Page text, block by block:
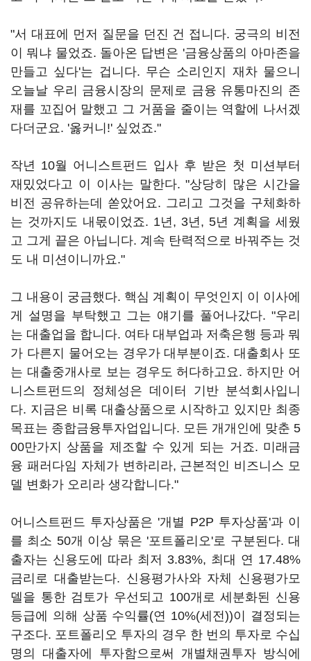
"서 대표에 먼저 질문을 던진 건 접니다. 궁극의 비전
이 뭐냐 물었죠. 돌아온 답변은 '금융상품의 아마존을
만들고 싶다'는 겁니다. 무슨 소리인지 재차 물으니
오늘날 우리 금융시장의 문제로 금융 유통마진의 존
재를 꼬집어 말했고 그 거품을 줄이는 역할에 나서겠
다더군요. '옳커니!' 싶었죠."
작년 10월 어니스트펀드 입사 후 받은 첫 미션부터
재밌었다고 이 이사는 말한다. "상당히 많은 시간을
비전 공유하는데 쏟았어요. 그리고 그것을 구체화하
는 것까지도 내몫이었죠. 1년, 3년, 5년 계획을 세웠
고 그게 끝은 아닙니다. 계속 탄력적으로 바꿔주는 것
도 내 미션이니까요."
그 내용이 궁금했다. 핵심 계획이 무엇인지 이 이사에
게 설명을 부탁했고 그는 얘기를 풀어나갔다. "우리
는 대출업을 합니다. 여타 대부업과 저축은행 등과 뭐
가 다른지 물어오는 경우가 대부분이죠. 대출회사 또
는 대출중개사로 보는 경우도 허다하고요. 하지만 어
니스트펀드의 정체성은 데이터 기반 분석회사입니
다. 지금은 비록 대출상품으로 시작하고 있지만 최종
목표는 종합금융투자업입니다. 모든 개개인에 맞춘 5
00만가지 상품을 제조할 수 있게 되는 거죠. 미래금
융 패러다임 자체가 변하리라, 근본적인 비즈니스 모
델 변화가 오리라 생각합니다."
어니스트펀드 투자상품은 '개별 P2P 투자상품'과 이
를 최소 50개 이상 묶은 '포트폴리오'로 구분된다. 대
출자는 신용도에 따라 최저 3.83%, 최대 연 17.48%
금리로 대출받는다. 신용평가사와 자체 신용평가모
델을 통한 검토가 우선되고 100개로 세분화된 신용
등급에 의해 상품 수익률(연 10%(세전))이 결정되는
구조다. 포트폴리오 투자의 경우 한 번의 투자로 수십
명의 대출자에 투자함으로써 개별채권투자 방식에